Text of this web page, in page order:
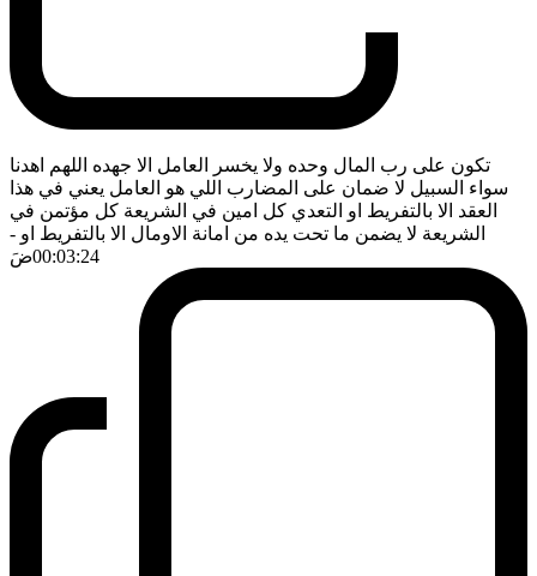
تكون على رب المال وحده ولا يخسر العامل الا جهده اللهم اهدنا
سواء السبيل لا ضمان على المضارب اللي هو العامل يعني في هذا
العقد الا بالتفريط او التعدي كل امين في الشريعة كل مؤتمن في
الشريعة لا يضمن ما تحت يده من امانة الاومال الا بالتفريط او -
00:03:24ضَ